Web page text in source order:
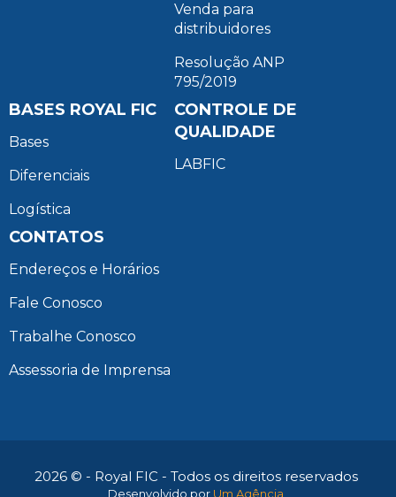
Venda para
distribuidores
Resolução ANP
795/2019
BASES ROYAL FIC
Bases
Diferenciais
Logística
CONTROLE DE
QUALIDADE
LABFIC
CONTATOS
Endereços e Horários
Fale Conosco
Trabalhe Conosco
Assessoria de Imprensa
2026 © - Royal FIC - Todos os direitos reservados
Desenvolvido por Um Agência